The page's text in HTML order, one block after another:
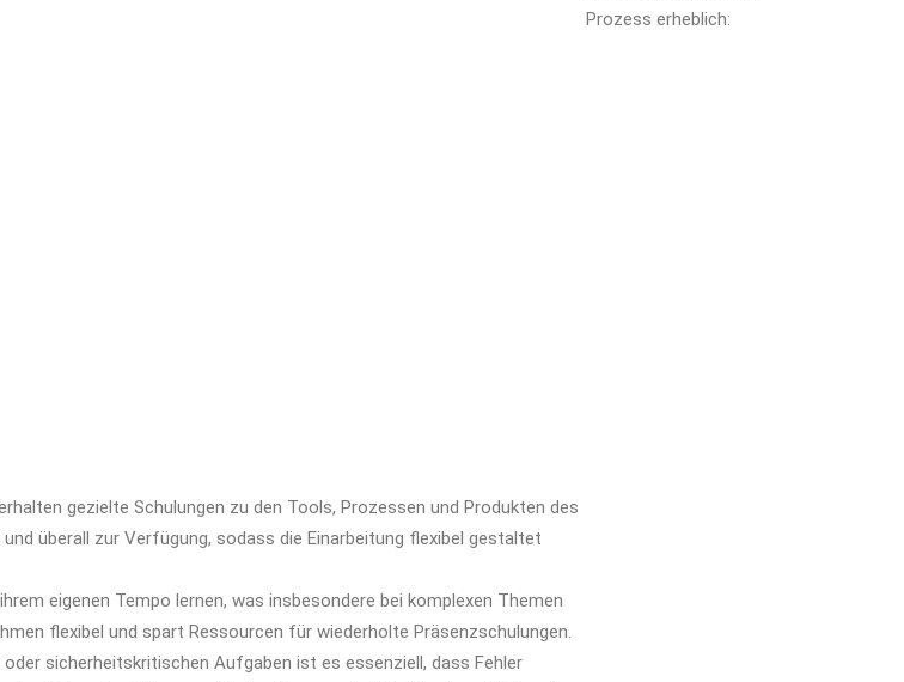
Prozess erheblich:
gezielte Schulungen zu den Tools, Prozessen und Produkten des
überall zur Verfügung, sodass die Einarbeitung flexibel gestaltet
eigenen Tempo lernen, was insbesondere bei komplexen Themen
flexibel und spart Ressourcen für wiederholte Präsenzschulungen.
sicherheitskritischen Aufgaben ist es essenziell, dass Fehler